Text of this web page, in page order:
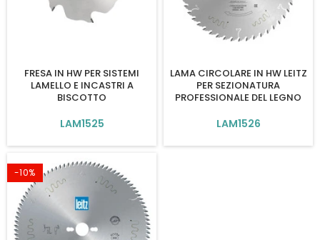
FRESA IN HW PER SISTEMI
LAMELLO E INCASTRI A
BISCOTTO
LAM1525
LAMA CIRCOLARE IN HW LEITZ
PER SEZIONATURA
PROFESSIONALE DEL LEGNO
LAM1526
-10%